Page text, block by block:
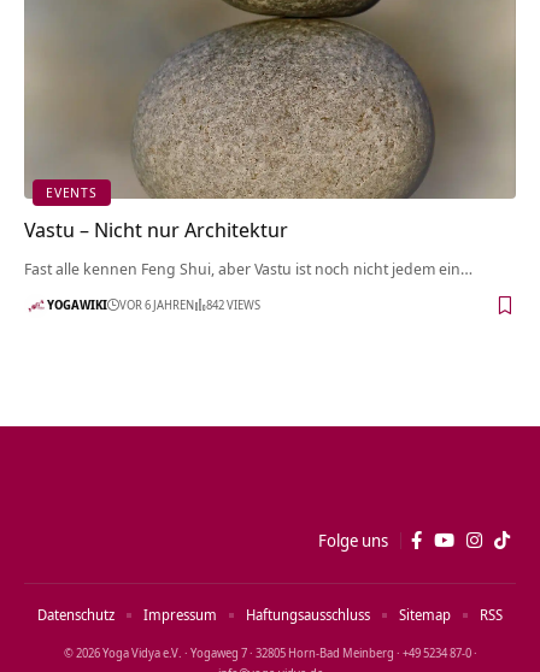
EVENTS
Vastu – Nicht nur Architektur
Fast alle kennen Feng Shui, aber Vastu ist noch nicht jedem ein…
YOGAWIKI VOR 6 JAHREN 842 VIEWS
Folge uns
© 2026 Yoga Vidya e.V. · Yogaweg 7 · 32805 Horn‑Bad Meinberg · +49 5234 87‑0 ·
Datenschutz Impressum Haftungsausschluss Sitemap RSS